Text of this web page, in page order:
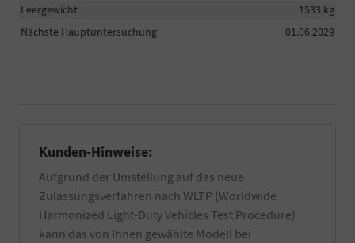
Leergewicht
1533 kg
Nächste Hauptuntersuchung
01.06.2029
Kunden-Hinweise:
Aufgrund der Umstellung auf das neue
Zulassungsverfahren nach WLTP (Worldwide
Harmonized Light-Duty Vehicles Test Procedure)
kann das von Ihnen gewählte Modell bei